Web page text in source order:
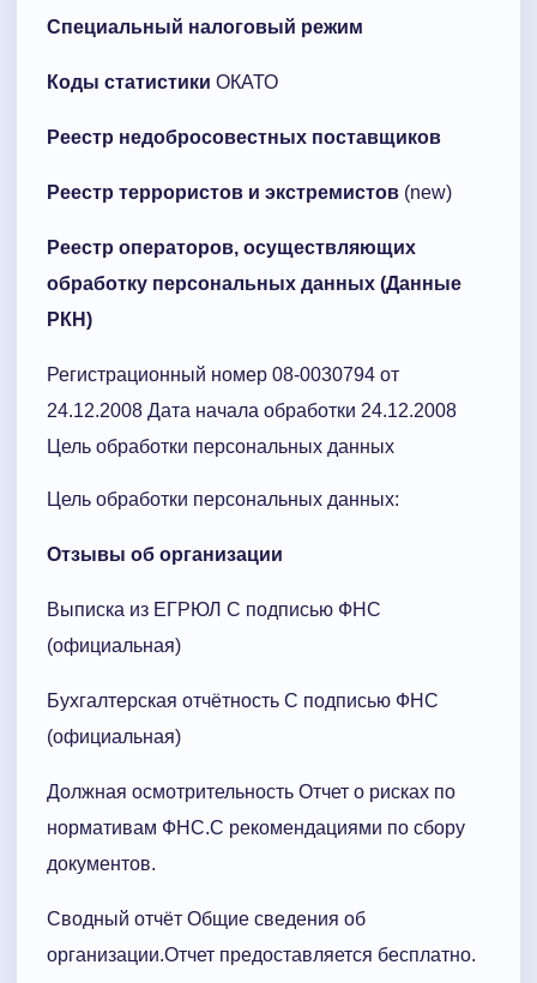
Специальный налоговый режим
Коды статистики ОКАТО
Реестр недобросовестных поставщиков
Реестр террористов и экстремистов (new)
Реестр операторов, осуществляющих
обработку персональных данных (Данные
РКН)
Регистрационный номер 08-0030794 от
24.12.2008 Дата начала обработки 24.12.2008
Цель обработки персональных данных
Цель обработки персональных данных:
Отзывы об организации
Выписка из ЕГРЮЛ С подписью ФНС
(официальная)
Бухгалтерская отчётность С подписью ФНС
(официальная)
Должная осмотрительность Отчет о рисках по
нормативам ФНС.С рекомендациями по сбору
документов.
Сводный отчёт Общие сведения об
организации.Отчет предоставляется бесплатно.